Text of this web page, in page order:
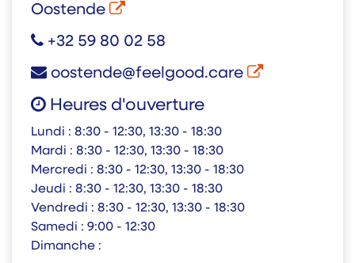
Oostende
+32 59 80 02 58
oostende@feelgood.care
Heures d'ouverture
Lundi : 8:30 - 12:30, 13:30 - 18:30
Mardi : 8:30 - 12:30, 13:30 - 18:30
Mercredi : 8:30 - 12:30, 13:30 - 18:30
Jeudi : 8:30 - 12:30, 13:30 - 18:30
Vendredi : 8:30 - 12:30, 13:30 - 18:30
Samedi : 9:00 - 12:30
Dimanche :